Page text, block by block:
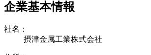
企業基本情報
社名：
摂津金属工業株式会社